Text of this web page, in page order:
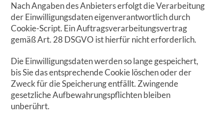
Nach Angaben des Anbieters erfolgt die Verarbeitung
der Einwilligungsdaten eigenverantwortlich durch
Cookie-Script. Ein Auftragsverarbeitungsvertrag
gemäß Art. 28 DSGVO ist hierfür nicht erforderlich.
Die Einwilligungsdaten werden so lange gespeichert,
bis Sie das entsprechende Cookie löschen oder der
Zweck für die Speicherung entfällt. Zwingende
gesetzliche Aufbewahrungspflichten bleiben
unberührt.